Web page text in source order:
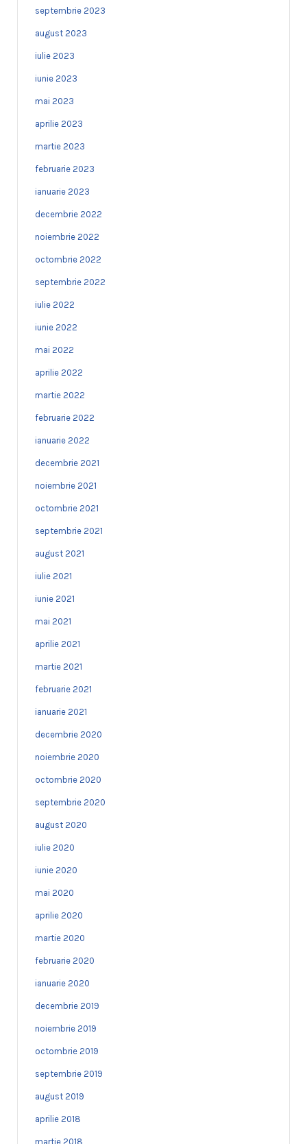
septembrie 2023
august 2023
iulie 2023
iunie 2023
mai 2023
aprilie 2023
martie 2023
februarie 2023
ianuarie 2023
decembrie 2022
noiembrie 2022
octombrie 2022
septembrie 2022
iulie 2022
iunie 2022
mai 2022
aprilie 2022
martie 2022
februarie 2022
ianuarie 2022
decembrie 2021
noiembrie 2021
octombrie 2021
septembrie 2021
august 2021
iulie 2021
iunie 2021
mai 2021
aprilie 2021
martie 2021
februarie 2021
ianuarie 2021
decembrie 2020
noiembrie 2020
octombrie 2020
septembrie 2020
august 2020
iulie 2020
iunie 2020
mai 2020
aprilie 2020
martie 2020
februarie 2020
ianuarie 2020
decembrie 2019
noiembrie 2019
octombrie 2019
septembrie 2019
august 2019
aprilie 2018
martie 2018